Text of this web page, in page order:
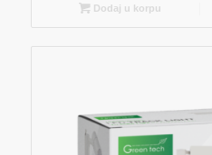
Dodaj u korpu